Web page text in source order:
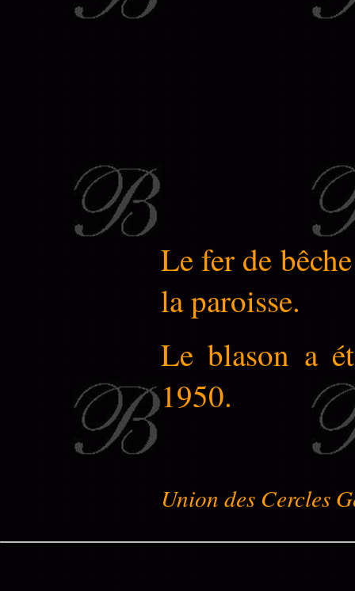
Le fer de
la paroisse.
Le blason a
1950.
Union des Cercles